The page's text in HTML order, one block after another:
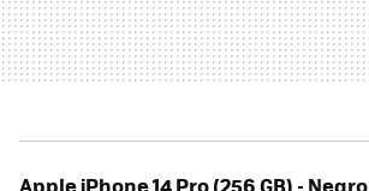
Apple iPhone 14 Pro (256 GB) - Negro